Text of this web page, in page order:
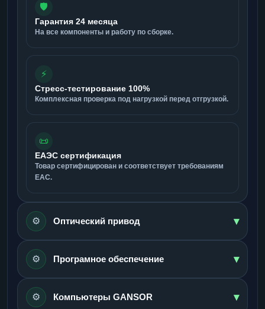
🛡️
Гарантия 24 месяца
На все компоненты и работу по сборке.
⚡
Стресс-тестирование 100%
Комплексная проверка под нагрузкой перед отгрузкой.
📜
ЕАЭС сертификация
Товар сертифицирован и соответствует требованиям
ЕАС.
⚙️ Оптический привод ▾
⚙️ Програмное обеспечение ▾
⚙️ Компьютеры GANSOR ▾